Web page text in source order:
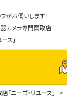
がお伺いします！
カメラ専門買取店
ス」
「ニーゴ・リユース」